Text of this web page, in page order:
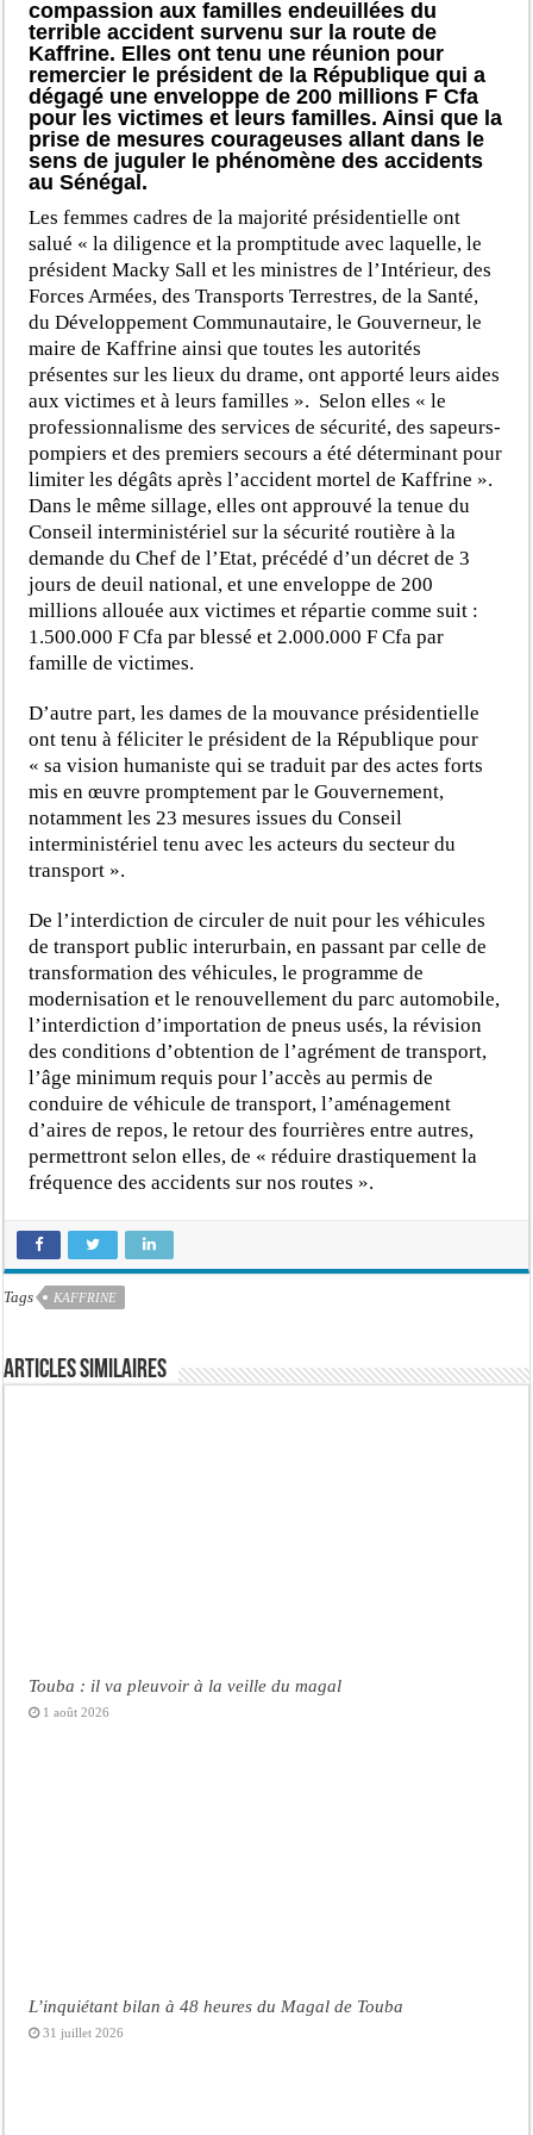
compassion aux familles endeuillées du
terrible accident survenu sur la route de
Kaffrine. Elles ont tenu une réunion pour
remercier le président de la République qui a
dégagé une enveloppe de 200 millions F Cfa
pour les victimes et leurs familles. Ainsi que la
prise de mesures courageuses allant dans le
sens de juguler le phénomène des accidents
au Sénégal.
Les femmes cadres de la majorité présidentielle ont
salué « la diligence et la promptitude avec laquelle, le
président Macky Sall et les ministres de l’Intérieur, des
Forces Armées, des Transports Terrestres, de la Santé,
du Développement Communautaire, le Gouverneur, le
maire de Kaffrine ainsi que toutes les autorités
présentes sur les lieux du drame, ont apporté leurs aides
aux victimes et à leurs familles ». Selon elles « le
professionnalisme des services de sécurité, des sapeurs-
pompiers et des premiers secours a été déterminant pour
limiter les dégâts après l’accident mortel de Kaffrine ».
Dans le même sillage, elles ont approuvé la tenue du
Conseil interministériel sur la sécurité routière à la
demande du Chef de l’Etat, précédé d’un décret de 3
jours de deuil national, et une enveloppe de 200
millions allouée aux victimes et répartie comme suit :
1.500.000 F Cfa par blessé et 2.000.000 F Cfa par
famille de victimes.
D’autre part, les dames de la mouvance présidentielle
ont tenu à féliciter le président de la République pour
« sa vision humaniste qui se traduit par des actes forts
mis en œuvre promptement par le Gouvernement,
notamment les 23 mesures issues du Conseil
interministériel tenu avec les acteurs du secteur du
transport ».
De l’interdiction de circuler de nuit pour les véhicules
de transport public interurbain, en passant par celle de
transformation des véhicules, le programme de
modernisation et le renouvellement du parc automobile,
l’interdiction d’importation de pneus usés, la révision
des conditions d’obtention de l’agrément de transport,
l’âge minimum requis pour l’accès au permis de
conduire de véhicule de transport, l’aménagement
d’aires de repos, le retour des fourrières entre autres,
permettront selon elles, de « réduire drastiquement la
fréquence des accidents sur nos routes ».
Tags KAFFRINE
Articles similaires
Touba : il va pleuvoir à la veille du magal
1 août 2026
L’inquiétant bilan à 48 heures du Magal de Touba
31 juillet 2026